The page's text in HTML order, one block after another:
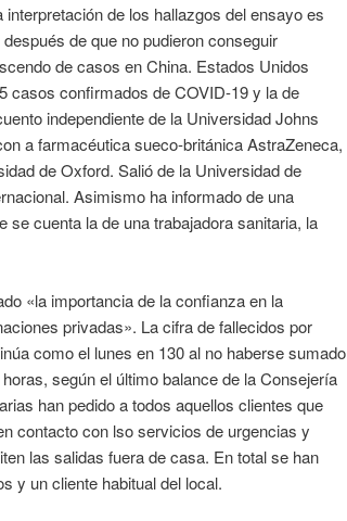
de los hallazgos del ensayo es
de que no pudieron conseguir
de casos en China. Estados Unidos
casos confirmados de COVID-19 y la de
independiente de la Universidad Johns
a farmacéutica sueco-británica AstraZeneca,
de Oxford. Salió de la Universidad de
Asimismo ha informado de una
cuenta la de una trabajadora sanitaria, la
«la importancia de la confianza en la
privadas». La cifra de fallecidos por
como el lunes en 130 al no haberse sumado
según el último balance de la Consejería
han pedido a todos aquellos clientes que
contacto con lso servicios de urgencias y
las salidas fuera de casa. En total se han
y un cliente habitual del local.